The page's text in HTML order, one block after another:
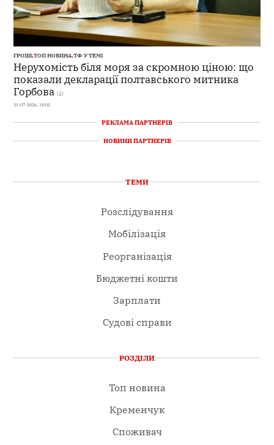
ГРОШІ,ТОП НОВИНА,ТФ У ТЕМІ
Нерухомість біля моря за скромною ціною: що
показали декларації полтавського митника
Горбова (1)
31-07-2026, 18:02
РЕКЛАМА ПАРТНЕРІВ
НОВИНИ ПАРТНЕРІВ
ТЕМИ
Розслідування
Мобілізація
Реорганізація
Бюджетні кошти
Зарплати
Судові справи
РОЗДІЛИ
Топ новина
Кременчук
Споживач